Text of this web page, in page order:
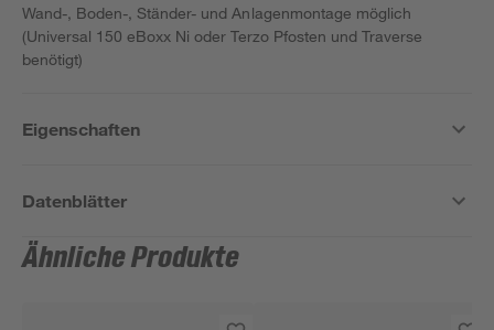
Wand-, Boden-, Ständer- und Anlagenmontage möglich
(Universal 150 eBoxx Ni oder Terzo Pfosten und Traverse
benötigt)
Eigenschaften
Datenblätter
Ähnliche Produkte